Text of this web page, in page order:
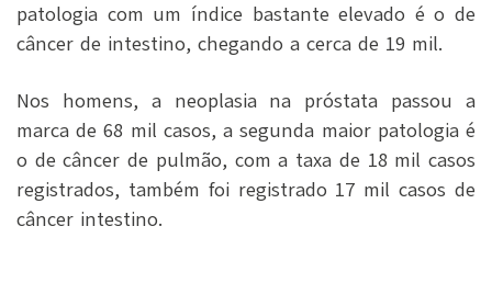
patologia com um índice bastante elevado é o de
câncer de intestino, chegando a cerca de 19 mil.
Nos homens, a neoplasia na próstata passou a
marca de 68 mil casos, a segunda maior patologia é
o de câncer de pulmão, com a taxa de 18 mil casos
registrados, também foi registrado 17 mil casos de
câncer intestino.